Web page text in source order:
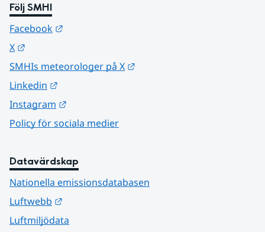
Följ SMHI
Facebook
X
SMHIs meteorologer på X
Linkedin
Instagram
Policy för sociala medier
Datavärdskap
Nationella emissionsdatabasen
Luftwebb
Luftmiljödata